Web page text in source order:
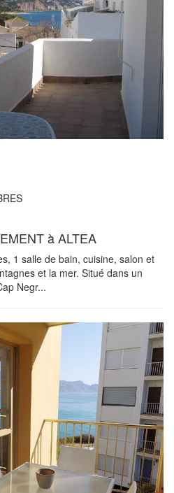
à ALTEA
1 salle de bain, cuisine, salon et
et la mer. Situé dans un
Negr...